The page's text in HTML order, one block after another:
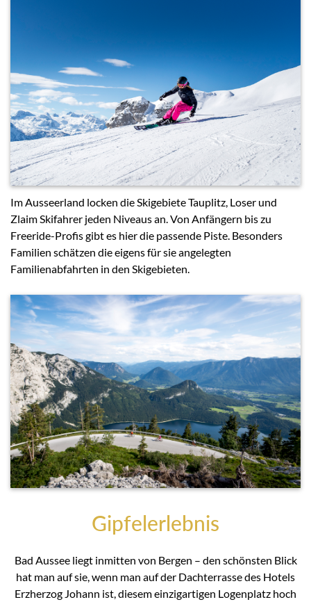
Im Ausseerland locken die Skigebiete Tauplitz, Loser und
Zlaim Skifahrer jeden Niveaus an. Von Anfängern bis zu
Freeride-Profis gibt es hier die passende Piste. Besonders
Familien schätzen die eigens für sie angelegten
Familienabfahrten in den Skigebieten.
Gipfelerlebnis
Bad Aussee liegt inmitten von Bergen – den schönsten Blick
hat man auf sie, wenn man auf der Dachterrasse des Hotels
Erzherzog Johann ist, diesem einzigartigen Logenplatz hoch